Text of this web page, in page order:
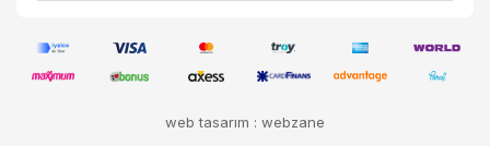
web tasarım : webzane